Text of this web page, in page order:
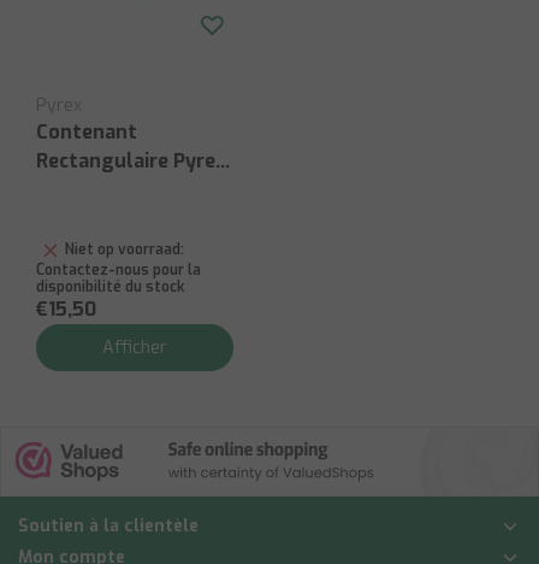
Pyrex
Contenant
Rectangulaire Pyrex
Niet op voorraad:
Contactez-nous pour la
disponibilité du stock
€15,50
Afficher
Soutien à la clientèle
Mon compte